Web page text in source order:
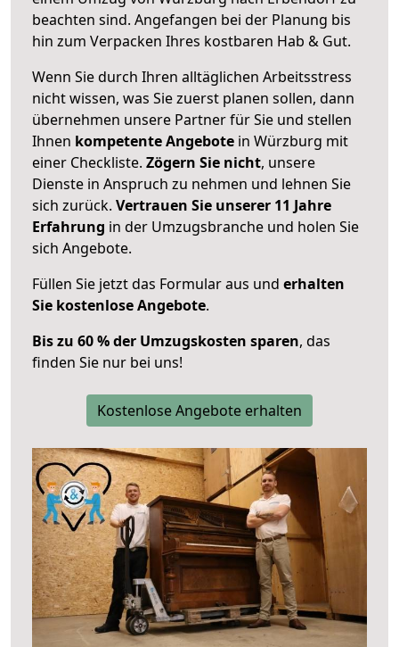
beachten sind. Angefangen bei der Planung bis
hin zum Verpacken Ihres kostbaren Hab & Gut.
Wenn Sie durch Ihren alltäglichen Arbeitsstress
nicht wissen, was Sie zuerst planen sollen, dann
übernehmen unsere Partner für Sie und stellen
Ihnen kompetente Angebote in Würzburg mit
einer Checkliste. Zögern Sie nicht, unsere
Dienste in Anspruch zu nehmen und lehnen Sie
sich zurück. Vertrauen Sie unserer 11 Jahre
Erfahrung in der Umzugsbranche und holen Sie
sich Angebote.
Füllen Sie jetzt das Formular aus und erhalten
Sie kostenlose Angebote.
Bis zu 60 % der Umzugskosten sparen, das
finden Sie nur bei uns!
Kostenlose Angebote erhalten